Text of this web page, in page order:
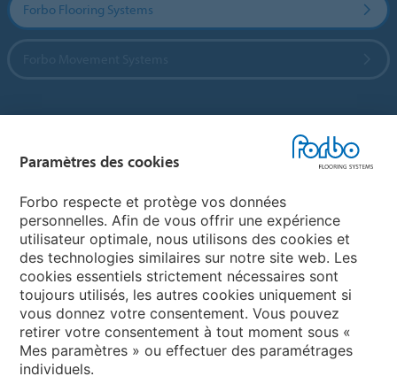
Forbo Flooring Systems
My Forbo
LEXIQUE
PLAN DU SITE
Paramètres des cookies
Forbo respecte et protège vos données
personnelles. Afin de vous offrir une expérience
utilisateur optimale, nous utilisons des cookies et
des technologies similaires sur notre site web. Les
cookies essentiels strictement nécessaires sont
toujours utilisés, les autres cookies uniquement si
vous donnez votre consentement. Vous pouvez
retirer votre consentement à tout moment sous «
Mes paramètres » ou effectuer des paramétrages
individuels.